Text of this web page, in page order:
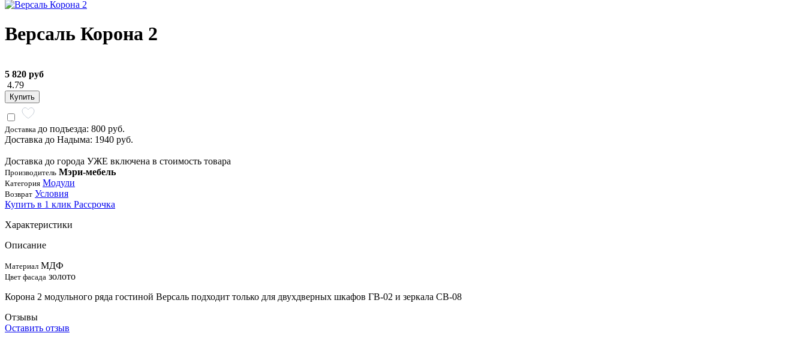
Версаль Корона 2
5 820 руб
4.79
Купить
Доставка до подъезда: 800 руб.
Доставка до Надыма: 1940 руб.
Доставка до города УЖЕ включена в стоимость товара
Производитель Мэри-мебель
Категория Модули
Возврат Условия
Купить в 1 клик Рассрочка
Характеристики
Описание
Материал МДФ
Цвет фасада золото
Корона 2 модульного ряда гостиной Версаль подходит только для двухдверных шкафов ГВ-02 и зеркала СВ-08
Отзывы
Оставить отзыв